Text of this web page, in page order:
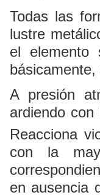
Todas las
lustre
el elemento
A presión
ardiendo
Reacciona
con la
en ausencia